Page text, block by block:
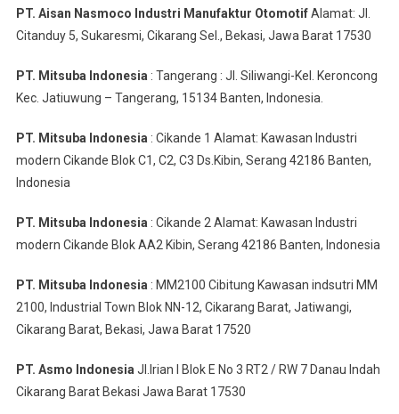
PT. Aisan Nasmoco Industri Manufaktur OtomotifAlamat: Jl.
Citanduy 5, Sukaresmi, Cikarang Sel., Bekasi, Jawa Barat 17530
PT. Mitsuba Indonesia : Tangerang : Jl. Siliwangi-Kel. Keroncong
Kec. Jatiuwung – Tangerang, 15134 Banten, Indonesia.
PT. Mitsuba Indonesia : Cikande 1 Alamat: Kawasan Industri
modern Cikande Blok C1, C2, C3 Ds.Kibin, Serang 42186 Banten,
Indonesia
PT. Mitsuba Indonesia : Cikande 2 Alamat: Kawasan Industri
modern Cikande Blok AA2 Kibin, Serang 42186 Banten, Indonesia
PT. Mitsuba Indonesia : MM2100 Cibitung Kawasan indsutri MM
2100, Industrial Town Blok NN-12, Cikarang Barat, Jatiwangi,
Cikarang Barat, Bekasi, Jawa Barat 17520
PT. Asmo Indonesia Jl.Irian I Blok E No 3 RT2 / RW 7 Danau Indah
Cikarang Barat Bekasi Jawa Barat 17530